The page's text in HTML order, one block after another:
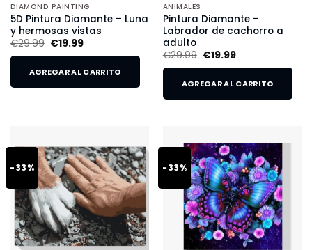
DIAMOND PAINTING
5D Pintura Diamante – Luna
y hermosas vistas
€29.99 €19.99
AGREGAR AL CARRITO
ANIMALES
Pintura Diamante –
Labrador de cachorro a
adulto
€29.99 €19.99
AGREGAR AL CARRITO
-33% -33%